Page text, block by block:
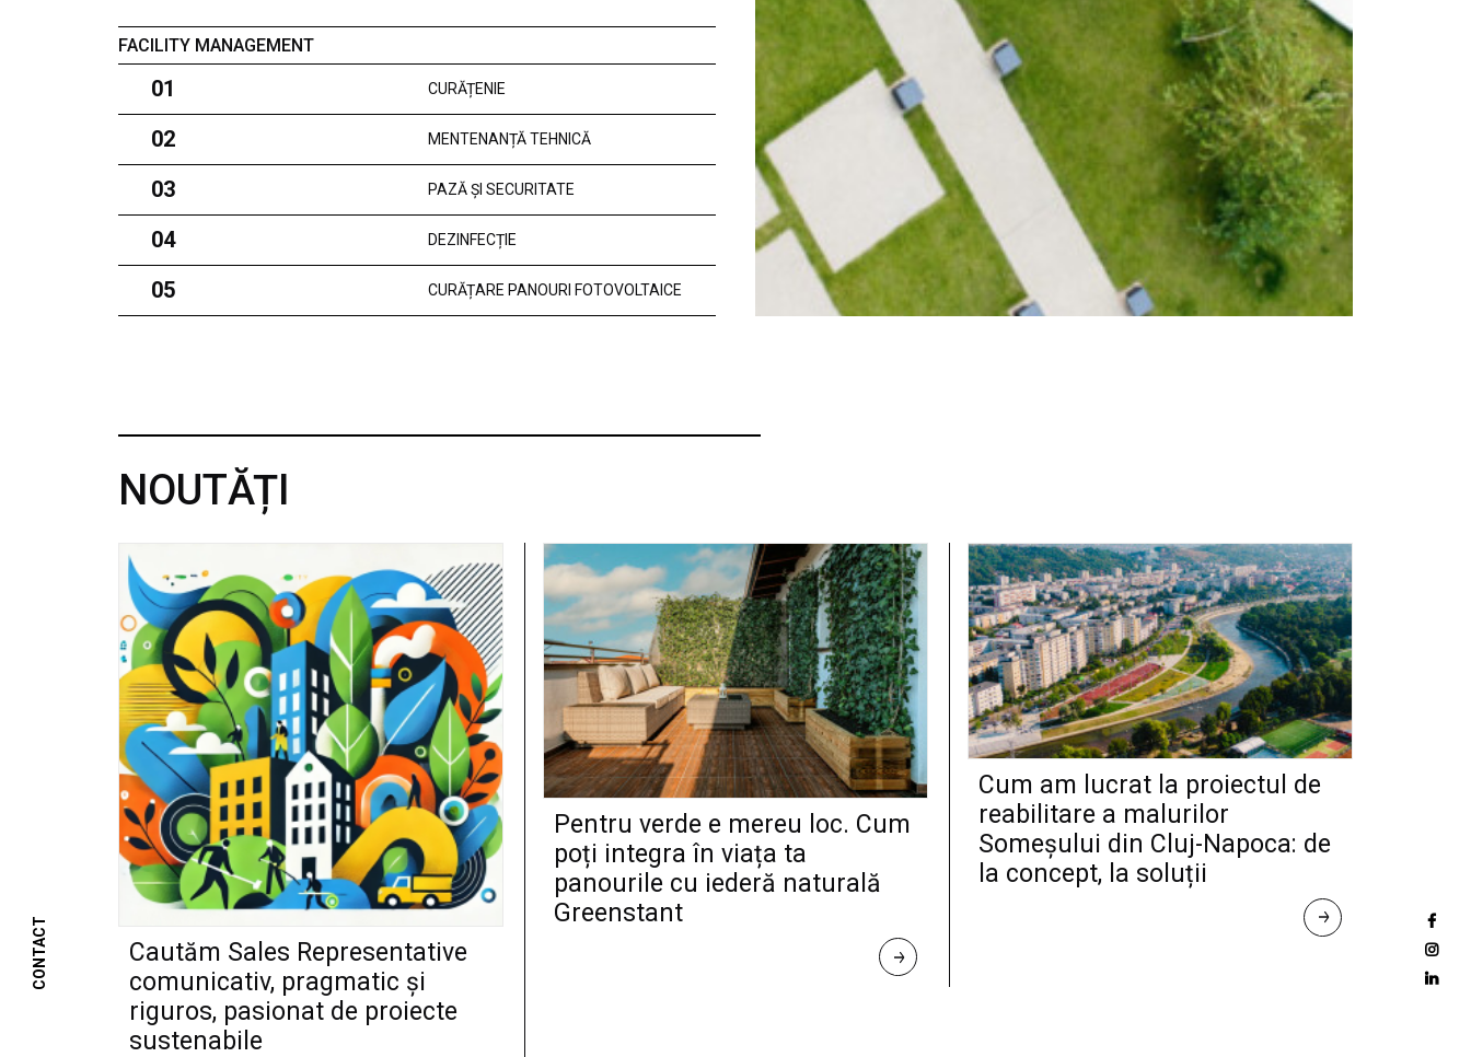
FACILITY MANAGEMENT
01 CURĂȚENIE
02 MENTENANȚĂ TEHNICĂ
03 PAZĂ ȘI SECURITATE
04 DEZINFECȚIE
05 CURĂȚARE PANOURI FOTOVOLTAICE
NOUTĂȚI
Cautăm Sales Representative
comunicativ, pragmatic și
riguros, pasionat de proiecte
sustenabile
Pentru verde e mereu loc. Cum
poți integra în viața ta
panourile cu iederă naturală
Greenstant
R
E
Cum am lucrat la proiectul de
reabilitare a malurilor
Someșului din Cluj-Napoca: de
la concept, la soluții
R
CONTACT